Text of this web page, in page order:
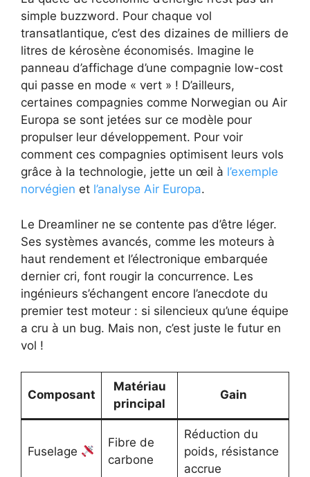
simple buzzword. Pour chaque vol
transatlantique, c’est des dizaines de milliers de
litres de kérosène économisés. Imagine le
panneau d’affichage d’une compagnie low-cost
qui passe en mode « vert » ! D’ailleurs,
certaines compagnies comme Norwegian ou Air
Europa se sont jetées sur ce modèle pour
propulser leur développement. Pour voir
comment ces compagnies optimisent leurs vols
grâce à la technologie, jette un œil à l’exemple
norvégien et l’analyse Air Europa.
Le Dreamliner ne se contente pas d’être léger.
Ses systèmes avancés, comme les moteurs à
haut rendement et l’électronique embarquée
dernier cri, font rougir la concurrence. Les
ingénieurs s’échangent encore l’anecdote du
premier test moteur : si silencieux qu’une équipe
a cru à un bug. Mais non, c’est juste le futur en
vol !
Composant
Matériau
principal
Gain
Fuselage
Fibre de
carbone
Réduction du
poids, résistance
accrue